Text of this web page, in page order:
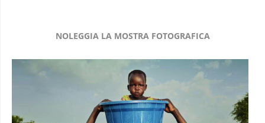
NOLEGGIA LA MOSTRA FOTOGRAFICA